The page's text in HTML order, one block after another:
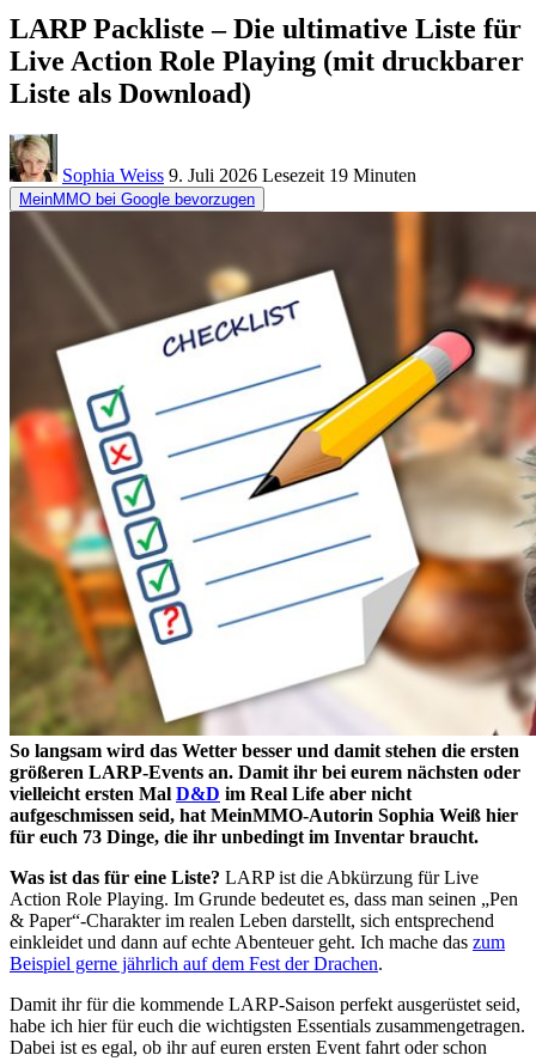
LARP Packliste – Die ultimative Liste für
Live Action Role Playing (mit druckbarer
Liste als Download)
Sophia Weiss 9. Juli 2026 Lesezeit 19 Minuten
MeinMMO bei Google bevorzugen
So langsam wird das Wetter besser und damit stehen die ersten
größeren LARP-Events an. Damit ihr bei eurem nächsten oder
vielleicht ersten Mal D&D im Real Life aber nicht
aufgeschmissen seid, hat MeinMMO-Autorin Sophia Weiß hier
für euch 73 Dinge, die ihr unbedingt im Inventar braucht.
Was ist das für eine Liste? LARP ist die Abkürzung für Live
Action Role Playing. Im Grunde bedeutet es, dass man seinen
Pen
& Paper -Charakter im realen Leben darstellt, sich entsprechend
einkleidet und dann auf echte Abenteuer geht. Ich mache das zum
Beispiel gerne jährlich auf dem Fest der Drachen.
Damit ihr für die kommende LARP-Saison perfekt ausgerüstet seid,
habe ich hier für euch die wichtigsten Essentials zusammengetragen.
Dabei ist es egal, ob ihr auf euren ersten Event fahrt oder schon